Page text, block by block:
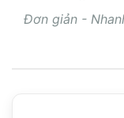
Đơn giản -